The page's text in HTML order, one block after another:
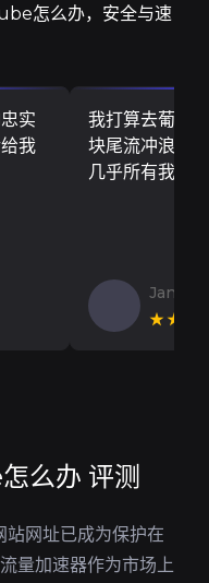
怎么办，安全与速
实
我
我打算去葡萄
块尾流冲浪板
几乎所有我需
Jan V
么办 评测
网址已成为保护在
量加速器作为市场上